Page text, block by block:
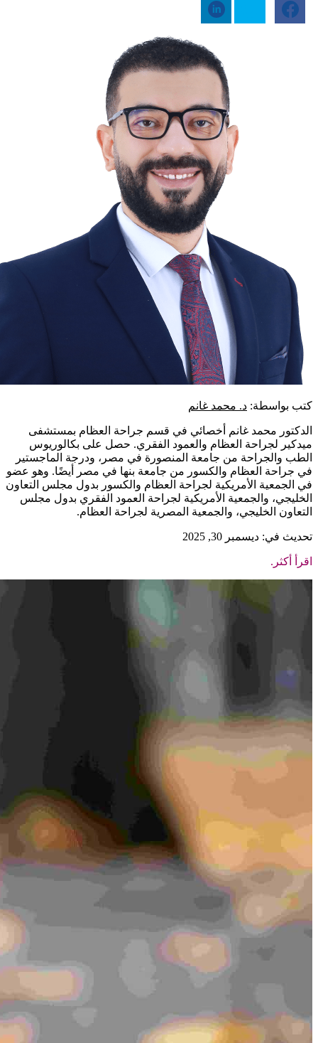
كتب بواسطة: د. محمد غانم
الدكتور محمد غانم أخصائي في قسم جراحة العظام بمستشفى
ميدكير لجراحة العظام والعمود الفقري. حصل على بكالوريوس
الطب والجراحة من جامعة المنصورة في مصر، ودرجة الماجستير
في جراحة العظام والكسور من جامعة بنها في مصر أيضًا. وهو عضو
في الجمعية الأمريكية لجراحة العظام والكسور بدول مجلس التعاون
الخليجي، والجمعية الأمريكية لجراحة العمود الفقري بدول مجلس
التعاون الخليجي، والجمعية المصرية لجراحة العظام.
تحديث في: ديسمبر 30, 2025
اقرأ أكثر.